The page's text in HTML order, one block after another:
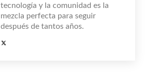
tecnología y la comunidad es la
mezcla perfecta para seguir
después de tantos años.